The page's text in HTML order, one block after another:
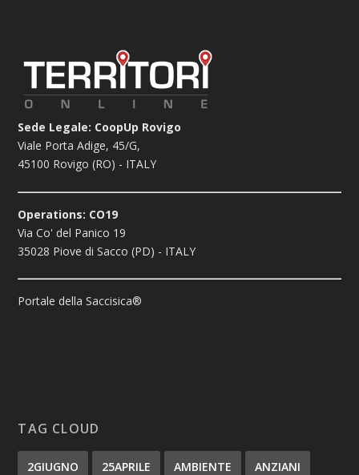
Sede Legale: CoopUp Rovigo
Viale Porta Adige, 45/G,
45100 Rovigo (RO) - ITALY
Operations: CO19
Via Co' del Panico 19
35028 Piove di Sacco (PD) - ITALY
Portale della Saccisica®
TAG CLOUD
2GIUGNO 25APRILE AMBIENTE ANZIANI